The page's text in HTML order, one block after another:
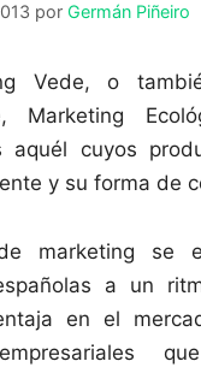
por Germán Piñeiro
Vede, o
Marketing
aquél cuyos
y su forma de
marketing se
a un
en el